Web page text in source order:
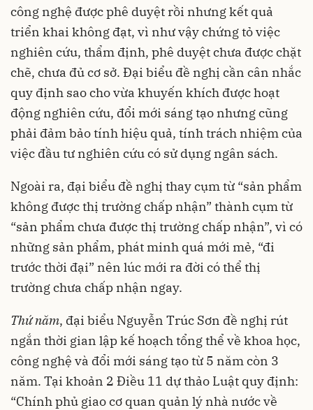
công nghệ được phê duyệt rồi nhưng kết quả
triển khai không đạt, vì như vậy chứng tỏ việc
nghiên cứu, thẩm định, phê duyệt chưa được chặt
chẽ, chưa đủ cơ sở. Đại biểu đề nghị cần cân nhắc
quy định sao cho vừa khuyến khích được hoạt
động nghiên cứu, đổi mới sáng tạo nhưng cũng
phải đảm bảo tính hiệu quả, tính trách nhiệm của
việc đầu tư nghiên cứu có sử dụng ngân sách.
Ngoài ra, đại biểu đề nghị thay cụm từ “sản phẩm
không được thị trường chấp nhận” thành cụm từ
“sản phẩm chưa được thị trường chấp nhận”, vì có
những sản phẩm, phát minh quá mới mẻ, “đi
trước thời đại” nên lúc mới ra đời có thể thị
trường chưa chấp nhận ngay.
Thứ năm, đại biểu Nguyễn Trúc Sơn đề nghị rút
ngắn thời gian lập kế hoạch tổng thể về khoa học,
công nghệ và đổi mới sáng tạo từ 5 năm còn 3
năm. Tại khoản 2 Điều 11 dự thảo Luật quy định:
“Chính phủ giao cơ quan quản lý nhà nước về